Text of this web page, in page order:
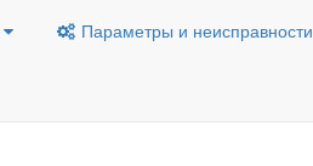
Параметры и неисправности